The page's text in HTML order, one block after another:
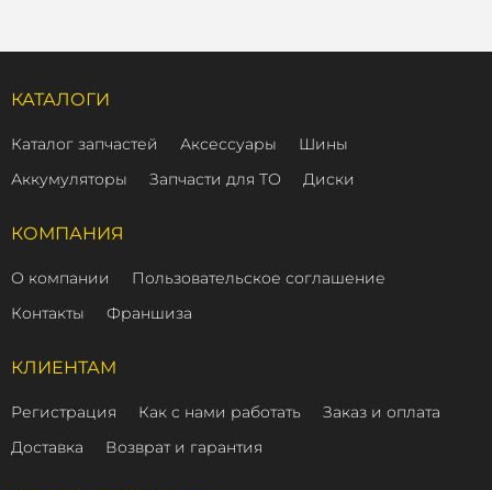
КАТАЛОГИ
Каталог запчастей Аксессуары
Шины
Аккумуляторы
Запчасти для ТО Диски
КОМПАНИЯ
О компании
Пользовательское соглашение
Контакты
Франшиза
КЛИЕНТАМ
Регистрация Как с нами работать
Заказ и оплата
Доставка
Возврат и гарантия